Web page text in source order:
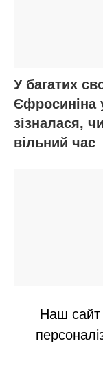
Наш сайт